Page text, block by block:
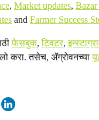
, Market updates,
and Farmer Success
फेसबुक,ट्विटर,
करा. तसेच, ॲग्रोवनच्या